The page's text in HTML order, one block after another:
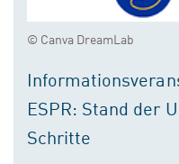
© Canva DreamLab
ESPR: Stand der
Schritte